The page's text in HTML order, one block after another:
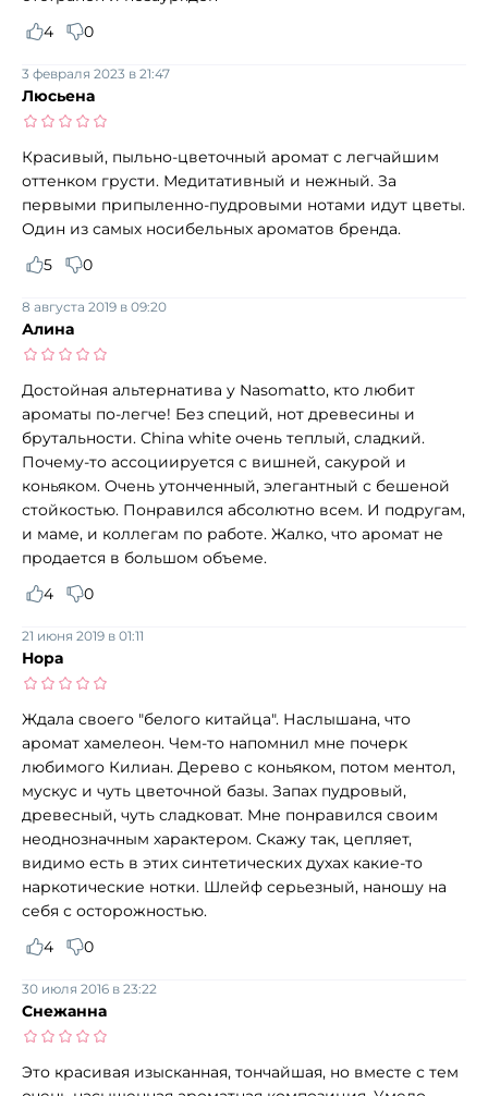
4
0
Люсьена
3 февраля 2023 в 21:47
Красивый, пыльно-цветочный аромат с легчайшим
оттенком грусти. Медитативный и нежный. За
первыми припыленно-пудровыми нотами идут цветы.
Один из самых носибельных ароматов бренда.
5
0
Алина
8 августа 2019 в 09:20
Достойная альтернатива у Nasomatto, кто любит
ароматы по-легче! Без специй, нот древесины и
брутальности. China white очень теплый, сладкий.
Почему-то ассоциируется с вишней, сакурой и
коньяком. Очень утонченный, элегантный с бешеной
стойкостью. Понравился абсолютно всем. И подругам,
и маме, и коллегам по работе. Жалко, что аромат не
продается в большом объеме.
4
0
Нора
21 июня 2019 в 01:11
Ждала своего "белого китайца". Наслышана, что
аромат хамелеон. Чем-то напомнил мне почерк
любимого Килиан. Дерево с коньяком, потом ментол,
мускус и чуть цветочной базы. Запах пудровый,
древесный, чуть сладковат. Мне понравился своим
неоднозначным характером. Скажу так, цепляет,
видимо есть в этих синтетических духах какие-то
наркотические нотки. Шлейф серьезный, наношу на
себя с осторожностью.
4
0
Снежанна
30 июля 2016 в 23:22
Это красивая изысканная, тончайшая, но вместе с тем